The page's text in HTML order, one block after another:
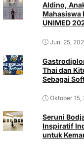
Aldino,
Mahasiswa
UNIMED
Juni 25,
Thai dan
Sebagai
Oktober 15,
Seruni
Inspiratif
untuk